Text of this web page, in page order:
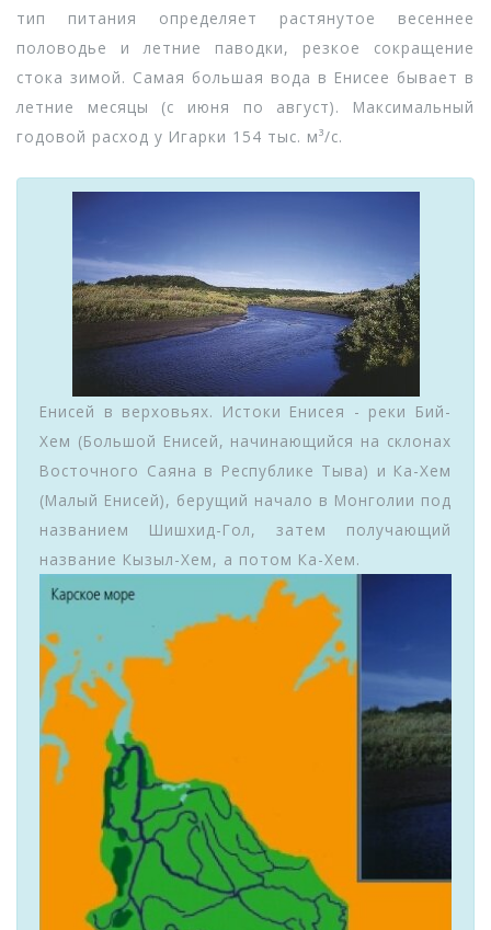
тип питания определяет растянутое весеннее
половодье и летние паводки, резкое сокращение
стока зимой. Самая большая вода в Енисее бывает в
летние месяцы (с июня по август). Максимальный
годовой расход у Игарки 154 тыс. м³/с.
Енисей в верховьях. Истоки Енисея - реки Бий-
Хем (Большой Енисей, начинающийся на склонах
Восточного Саяна в Республике Тыва) и Ка-Хем
(Малый Енисей), берущий начало в Монголии под
названием Шишхид-Гол, затем получающий
название Кызыл-Хем, а потом Ка-Хем.